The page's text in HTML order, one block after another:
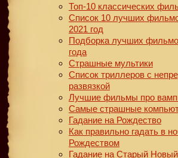
Топ-10 классических
Список 10 лучших
2021 год
Подборка лучших
года
Страшные мультики
Список триллеров с
развязкой
Лучшие фильмы про
Самые страшные
Гадание на Рождество
Как правильно гадать в
Рождеством
Гадание на Старый Новый